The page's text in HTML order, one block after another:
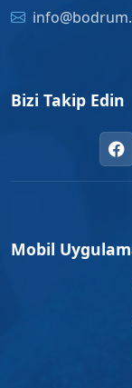
Bizi Takip Edin
Mobil